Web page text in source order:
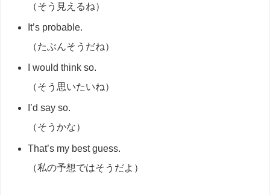
（そう見えるね）
It’s probable.
（たぶんそうだね）
I would think so.
（そう思いたいね）
I’d say so.
（そうかな）
That’s my best guess.
（私の予想ではそうだよ）